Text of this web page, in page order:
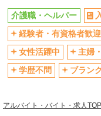
介護職・ヘルパー
経験者・有資格者歓迎
女性活躍中
主婦
学歴不問
ブラン
アルバイト・バイト・求人TOP